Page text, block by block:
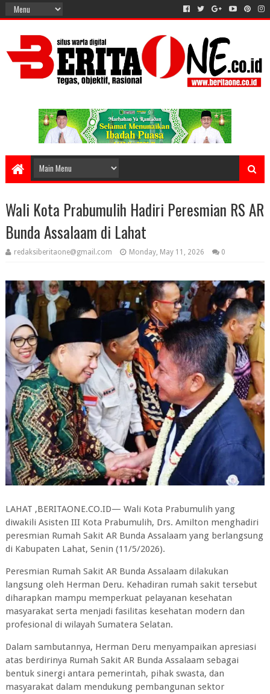
Wali Kota Prabumulih Hadiri Peresmian RS AR
Bunda Assalaam di Lahat
redaksiberitaone@gmail.com Monday, May 11, 2026 0
LAHAT ,BERITAONE.CO.ID— Wali Kota Prabumulih yang
diwakili Asisten III Kota Prabumulih, Drs. Amilton menghadiri
peresmian Rumah Sakit AR Bunda Assalaam yang berlangsung
di Kabupaten Lahat, Senin (11/5/2026).
Peresmian Rumah Sakit AR Bunda Assalaam dilakukan
langsung oleh Herman Deru. Kehadiran rumah sakit tersebut
diharapkan mampu memperkuat pelayanan kesehatan
masyarakat serta menjadi fasilitas kesehatan modern dan
profesional di wilayah Sumatera Selatan.
Dalam sambutannya, Herman Deru menyampaikan apresiasi
atas berdirinya Rumah Sakit AR Bunda Assalaam sebagai
bentuk sinergi antara pemerintah, pihak swasta, dan
masyarakat dalam mendukung pembangunan sektor